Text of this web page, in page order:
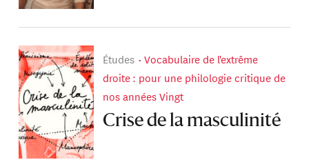
Études
Vocabulaire de l'extrême
droite : pour une philologie critique de
nos années Vingt
Crise de la masculinité